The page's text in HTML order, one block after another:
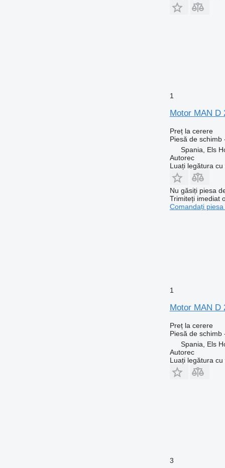
1
Motor MAN D
Preț la cerere
Piesă de schimb
Spania, Els
Autorec
Luați legătura
Nu găsiți piesa
Trimiteți imediat
Comandați
1
Motor MAN D
Preț la cerere
Piesă de schimb
Spania, Els
Autorec
Luați legătura
3